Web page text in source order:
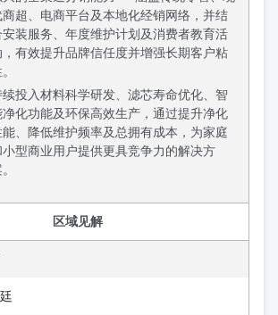
商超、电商平台及本地化经销网络，并结
安装服务、年度维护计划及消费者教育活
，有效提升品牌信任度并增强长期客户粘
投入材料科学研发、滤芯寿命优化、智
净化功能及环保高效生产，通过提升净化
、降低维护频率及总拥有成本，为家庭
小型商业用户提供更具竞争力的解决方
区域见解